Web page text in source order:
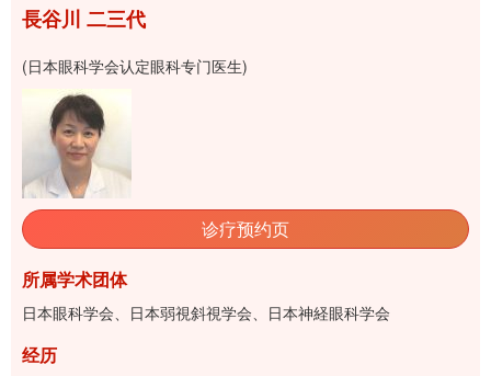
長谷川 二三代
(日本眼科学会认定眼科专门医生)
诊疗预约页
所属学术团体
日本眼科学会、日本弱視斜視学会、日本神経眼科学会
经历